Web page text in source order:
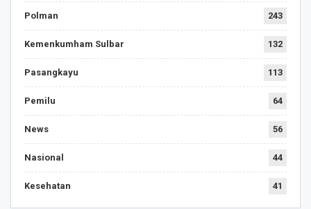
Polman 243
Kemenkumham Sulbar 132
Pasangkayu 113
Pemilu 64
News 56
Nasional 44
Kesehatan 41